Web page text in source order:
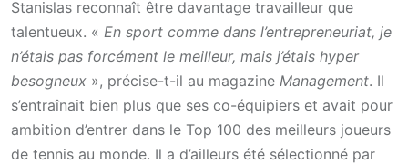
Stanislas reconnaît être davantage travailleur que
talentueux. « En sport comme dans l’entrepreneuriat, je
n’étais pas forcément le meilleur, mais j’étais hyper
besogneux », précise-t-il au magazine Management. Il
s’entraînait bien plus que ses co-équipiers et avait pour
ambition d’entrer dans le Top 100 des meilleurs joueurs
de tennis au monde. Il a d’ailleurs été sélectionné par